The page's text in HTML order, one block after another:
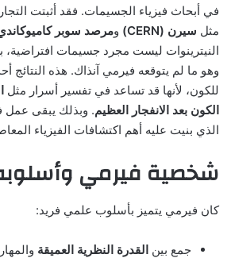
في أبحاث فيزياء الجسيمات. فقد أثبتت
مثل سيرن (CERN) ومرصد سوبر
النيترينوات ليست مجرد جسيمات افتراضية،
وهو ما لم يتوقعه فيرمي آنذاك. هذه النتائج
للكون، لأنها قد تساعد في تفسير أسرار مثل
الكون بعد الانفجار العظيم. وبذلك يبقى
الذي بنيت عليه أهم اكتشافات الفيزياء
شخصية فيرمي
كان فيرمي يتميز بأسلوب علمي فريد:
جمع بين القدرة النظرية العميقة